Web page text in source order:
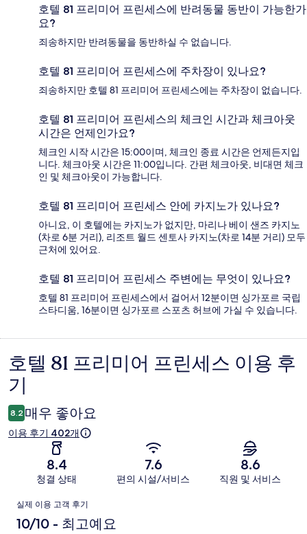
호텔 81 프리미어 프린세스에 반려동물 동반이 가능한가
요?
죄송하지만 반려동물을 동반하실 수 없습니다.
호텔 81 프리미어 프린세스에 주차장이 있나요?
죄송하지만 호텔 81 프리미어 프린세스에는 주차장이 없습니다.
호텔 81 프리미어 프린세스의 체크인 시간과 체크아웃
시간은 언제인가요?
체크인 시작 시간은 15:00이며, 체크인 종료 시간은 언제든지입
니다. 체크아웃 시간은 11:00입니다. 간편 체크아웃, 비대면 체크
인 및 체크아웃이 가능합니다.
호텔 81 프리미어 프린세스 안에 카지노가 있나요?
아니요, 이 호텔에는 카지노가 없지만, 마리나 베이 샌즈 카지노
(차로 6분 거리), 리조트 월드 센토사 카지노(차로 14분 거리) 모두
근처에 있어요.
호텔 81 프리미어 프린세스 주변에는 무엇이 있나요?
호텔 81 프리미어 프린세스에서 걸어서 12분이면 싱가포르 국립
스타디움, 16분이면 싱가포르 스포츠 허브에 가실 수 있습니다.
이
용
후
기
호텔 81 프리미어 프린세스 이용 후
기
8.2 매우 좋아요
이용 후기 402개
8.4
청결 상태
7.6
편의 시설/서비스
8.6
직원 및 서비스
이
용
실제 이용 고객 후기
10/10 - 최고예요